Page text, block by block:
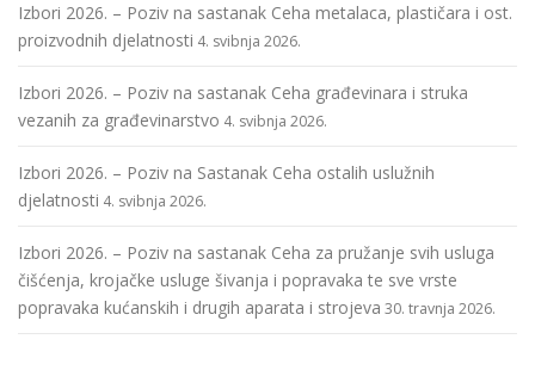
Izbori 2026. – Poziv na sastanak Ceha metalaca, plastičara i ost.
proizvodnih djelatnosti 4. svibnja 2026.
Izbori 2026. – Poziv na sastanak Ceha građevinara i struka
vezanih za građevinarstvo 4. svibnja 2026.
Izbori 2026. – Poziv na Sastanak Ceha ostalih uslužnih
djelatnosti 4. svibnja 2026.
Izbori 2026. – Poziv na sastanak Ceha za pružanje svih usluga
čišćenja, krojačke usluge šivanja i popravaka te sve vrste
popravaka kućanskih i drugih aparata i strojeva 30. travnja 2026.